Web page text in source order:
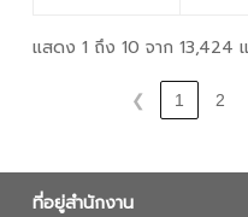
แสดง 1 ถึง 10 จาก 13,424
❮ 1 2
ที่อยู่สำนักงาน